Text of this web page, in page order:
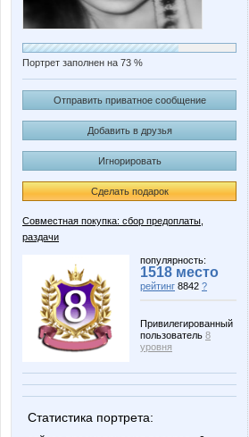
Портрет заполнен на 73 %
Отправить приватное сообщение
Добавить в друзья
Игнорировать
Сделать подарок
Совместная покупка: сбор предоплаты,
раздачи
популярность:
1518 место
рейтинг 8842 ?
Привилегированный
пользователь 8
уровня
Статистика портрета: